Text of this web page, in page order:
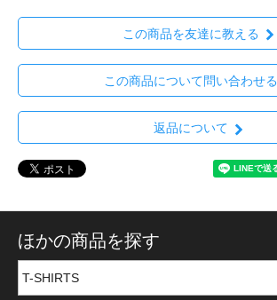
この商品を友達に教える
この商品について問い合わせる
返品について
ほかの商品を探す